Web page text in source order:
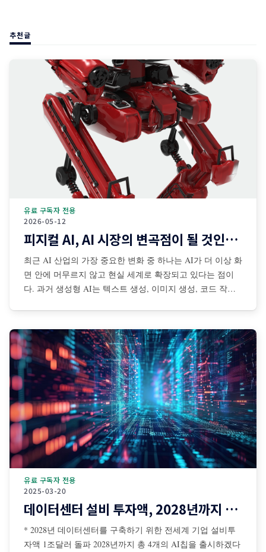
추천글
2026-05-12
유료 구독자 전용
피지컬 AI, AI 시장의 변곡점이 될 것인가?
최근 AI 산업의 가장 중요한 변화 중 하나는 AI가 더 이상 화
면 안에 머무르지 않고 현실 세계로 확장되고 있다는 점이
다. 과거 생성형 AI는 텍스트 생성, 이미지 생성, 코드 작성,
동로봇 등과 결합되면서 AI가 물리적
2025-03-20
유료 구독자 전용
데이터센터 설비 투자액, 2028년까지 1조달러 돌파
* 2028년 데이터센터를 구축하기 위한 전세계 기업 설비투
자액 1조달러 돌파 2028년까지 총 4개의 AI칩을 출시하겠다